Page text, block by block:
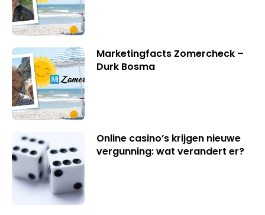
Marketingfacts Zomercheck –
Durk Bosma
Online casino’s krijgen nieuwe
vergunning: wat verandert er?